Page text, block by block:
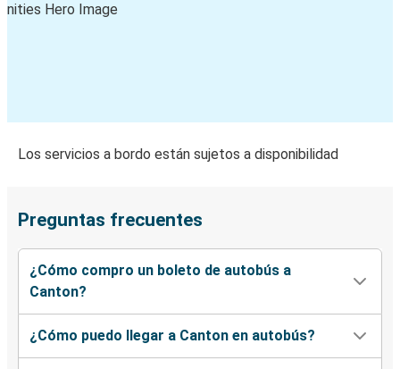
Los servicios a bordo están sujetos a disponibilidad
Preguntas frecuentes
¿Cómo compro un boleto de autobús a
Canton?
¿Cómo puedo llegar a Canton en autobús?